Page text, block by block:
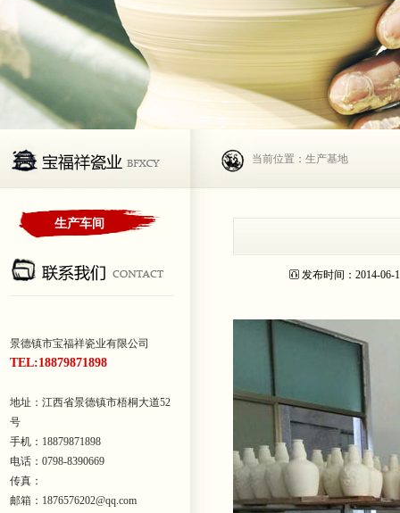
当前位置：生产基地
生产车间
景德镇市宝福祥瓷业有限公司
TEL:18879871898
地址：江西省景德镇市梧桐大道52
号
手机：18879871898
电话：0798-8390669
传真：
邮箱：1876576202@qq.com
发布时间：2014-